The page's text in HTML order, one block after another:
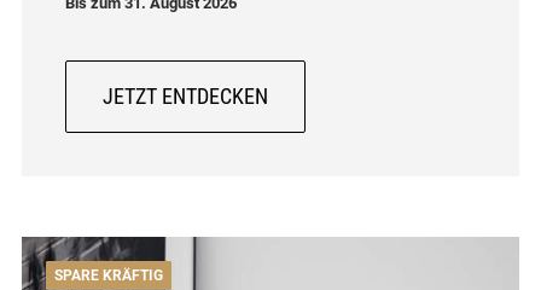
JETZT ENTDECKEN
SPARE KRÄFTIG